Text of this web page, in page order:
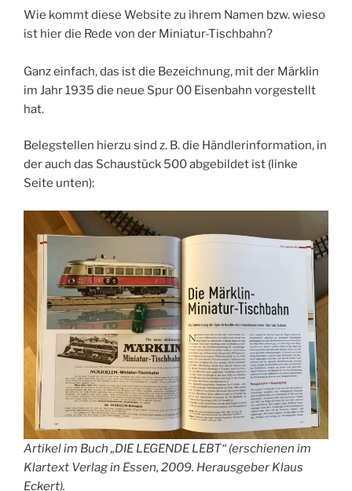
Wie kommt diese Website zu ihrem Namen bzw. wieso
ist hier die Rede von der Miniatur-Tischbahn?
Ganz einfach, das ist die Bezeichnung, mit der Märklin
im Jahr 1935 die neue Spur 00 Eisenbahn vorgestellt
hat.
Belegstellen hierzu sind z. B. die Händlerinformation, in
der auch das Schaustück 500 abgebildet ist (linke
Seite unten):
Artikel im Buch „DIE LEGENDE LEBT“ (erschienen im
Klartext Verlag in Essen, 2009. Herausgeber Klaus
Eckert).